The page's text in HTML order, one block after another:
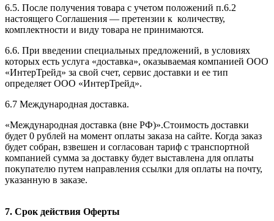
6.5. После получения товара с учетом положений п.6.2
настоящего Соглашения — претензии к количеству,
комплектности и виду товара не принимаются.
6.6. При введении специальных предложений, в условиях
которых есть услуга «доставка», оказываемая компанией ООО
«ИнтерТрейд» за свой счет, сервис доставки и ее тип
определяет ООО «ИнтерТрейд».
6.7 Международная доставка.
«Международная доставка (вне РФ)».Стоимость доставки
будет 0 рублей на момент оплаты заказа на сайте. Когда заказ
будет собран, взвешен и согласован тариф с транспортной
компанией сумма за доставку будет выставлена для оплаты
покупателю путем направления ссылки для оплаты на почту,
указанную в заказе.
7. Срок действия Оферты